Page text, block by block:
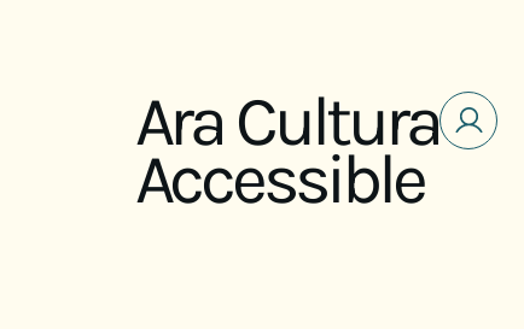
Ara Cultura
Accessible